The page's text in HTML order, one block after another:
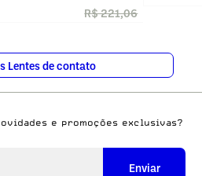
R$ 221,06
Lentes de contato
e promoções exclusivas?
Enviar